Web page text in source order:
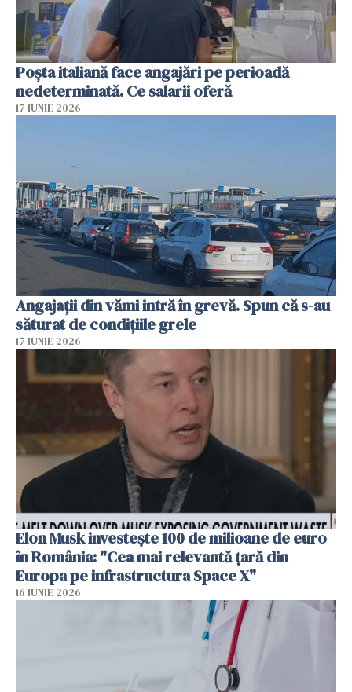
Poșta italiană face angajări pe perioadă
nedeterminată. Ce salarii oferă
17 IUNIE 2026
Angajații din vămi intră în grevă. Spun că s-au
săturat de condițiile grele
17 IUNIE 2026
Elon Musk investește 100 de milioane de euro
în România: "Cea mai relevantă țară din
Europa pe infrastructura Space X"
16 IUNIE 2026